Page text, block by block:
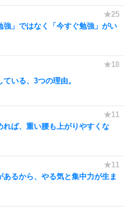
強」ではなく「今すぐ勉強」がい
いる、3つの理由。
れば、重い腰も上がりやすくな
あるから、やる気と集中力が生ま